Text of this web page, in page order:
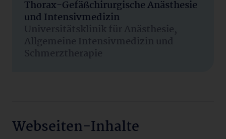
Thorax-Gefäßchirurgische Anästhesie
und Intensivmedizin
Universitätsklinik für Anästhesie,
Allgemeine Intensivmedizin und
Schmerztherapie
Webseiten-Inhalte